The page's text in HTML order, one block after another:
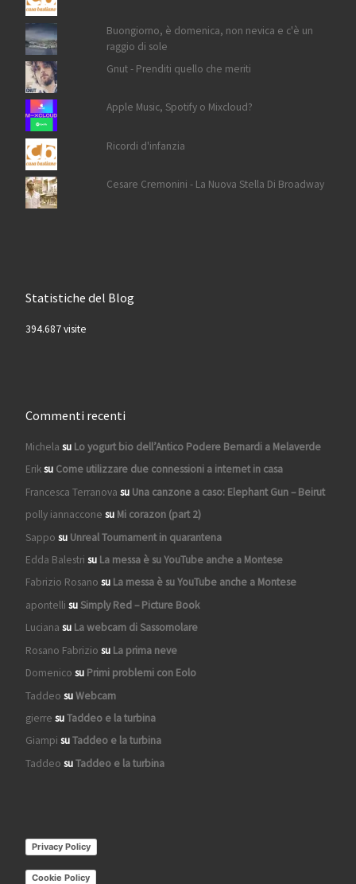
Buongiorno, è domenica, non nevica e c'è un
raggio di sole
Gnut - Prenditi quello che meriti
Apple Music, Spotify o Mixcloud?
Ricordi d'infanzia
Cesare Cremonini - La Nuova Stella Di Broadway
Statistiche del Blog
394.687 visite
Commenti recenti
Michela su Lo yogurt bio dell’Antico Podere Bernardi a Melaverde
Eriksu Come utilizzare due connessioni a internet in casa
Francesca Terranova su Una canzone a caso: Elephant Gun – Beirut
polly iannaccone su Mi corazon (part 2)
Sappo su Unreal Tournament in quarantena
Edda Balestri su La messa è su YouTube anche a Montese
Fabrizio Rosano su La messa è su YouTube anche a Montese
apontelli suSimply Red – Picture Book
Luciana su La webcam di Sassomolare
Rosano Fabrizio su La prima neve
Domenico su Primi problemi con Eolo
Taddeo suWebcam
gierre suTaddeo e la turbina
Giampi suTaddeo e la turbina
Taddeo suTaddeo e la turbina
Privacy Policy
Cookie Policy